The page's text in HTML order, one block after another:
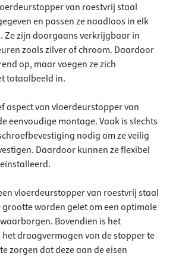
van roestvrij staal
en passen ze naadloos in elk
Ze zijn doorgaans verkrijgbaar in
zoals zilver of chroom. Daardoor
op, maar voegen ze zich
totaalbeeld in.
aspect van vloerdeurstopper van
eenvoudige montage. Vaak is slechts
nodig om ze veilig
Daardoor kunnen ze flexibel
vloerdeurstopper van roestvrij staal
grootte worden gelet om een optimale
Bovendien is het
draagvermogen van de stopper te
zorgen dat deze aan de eisen